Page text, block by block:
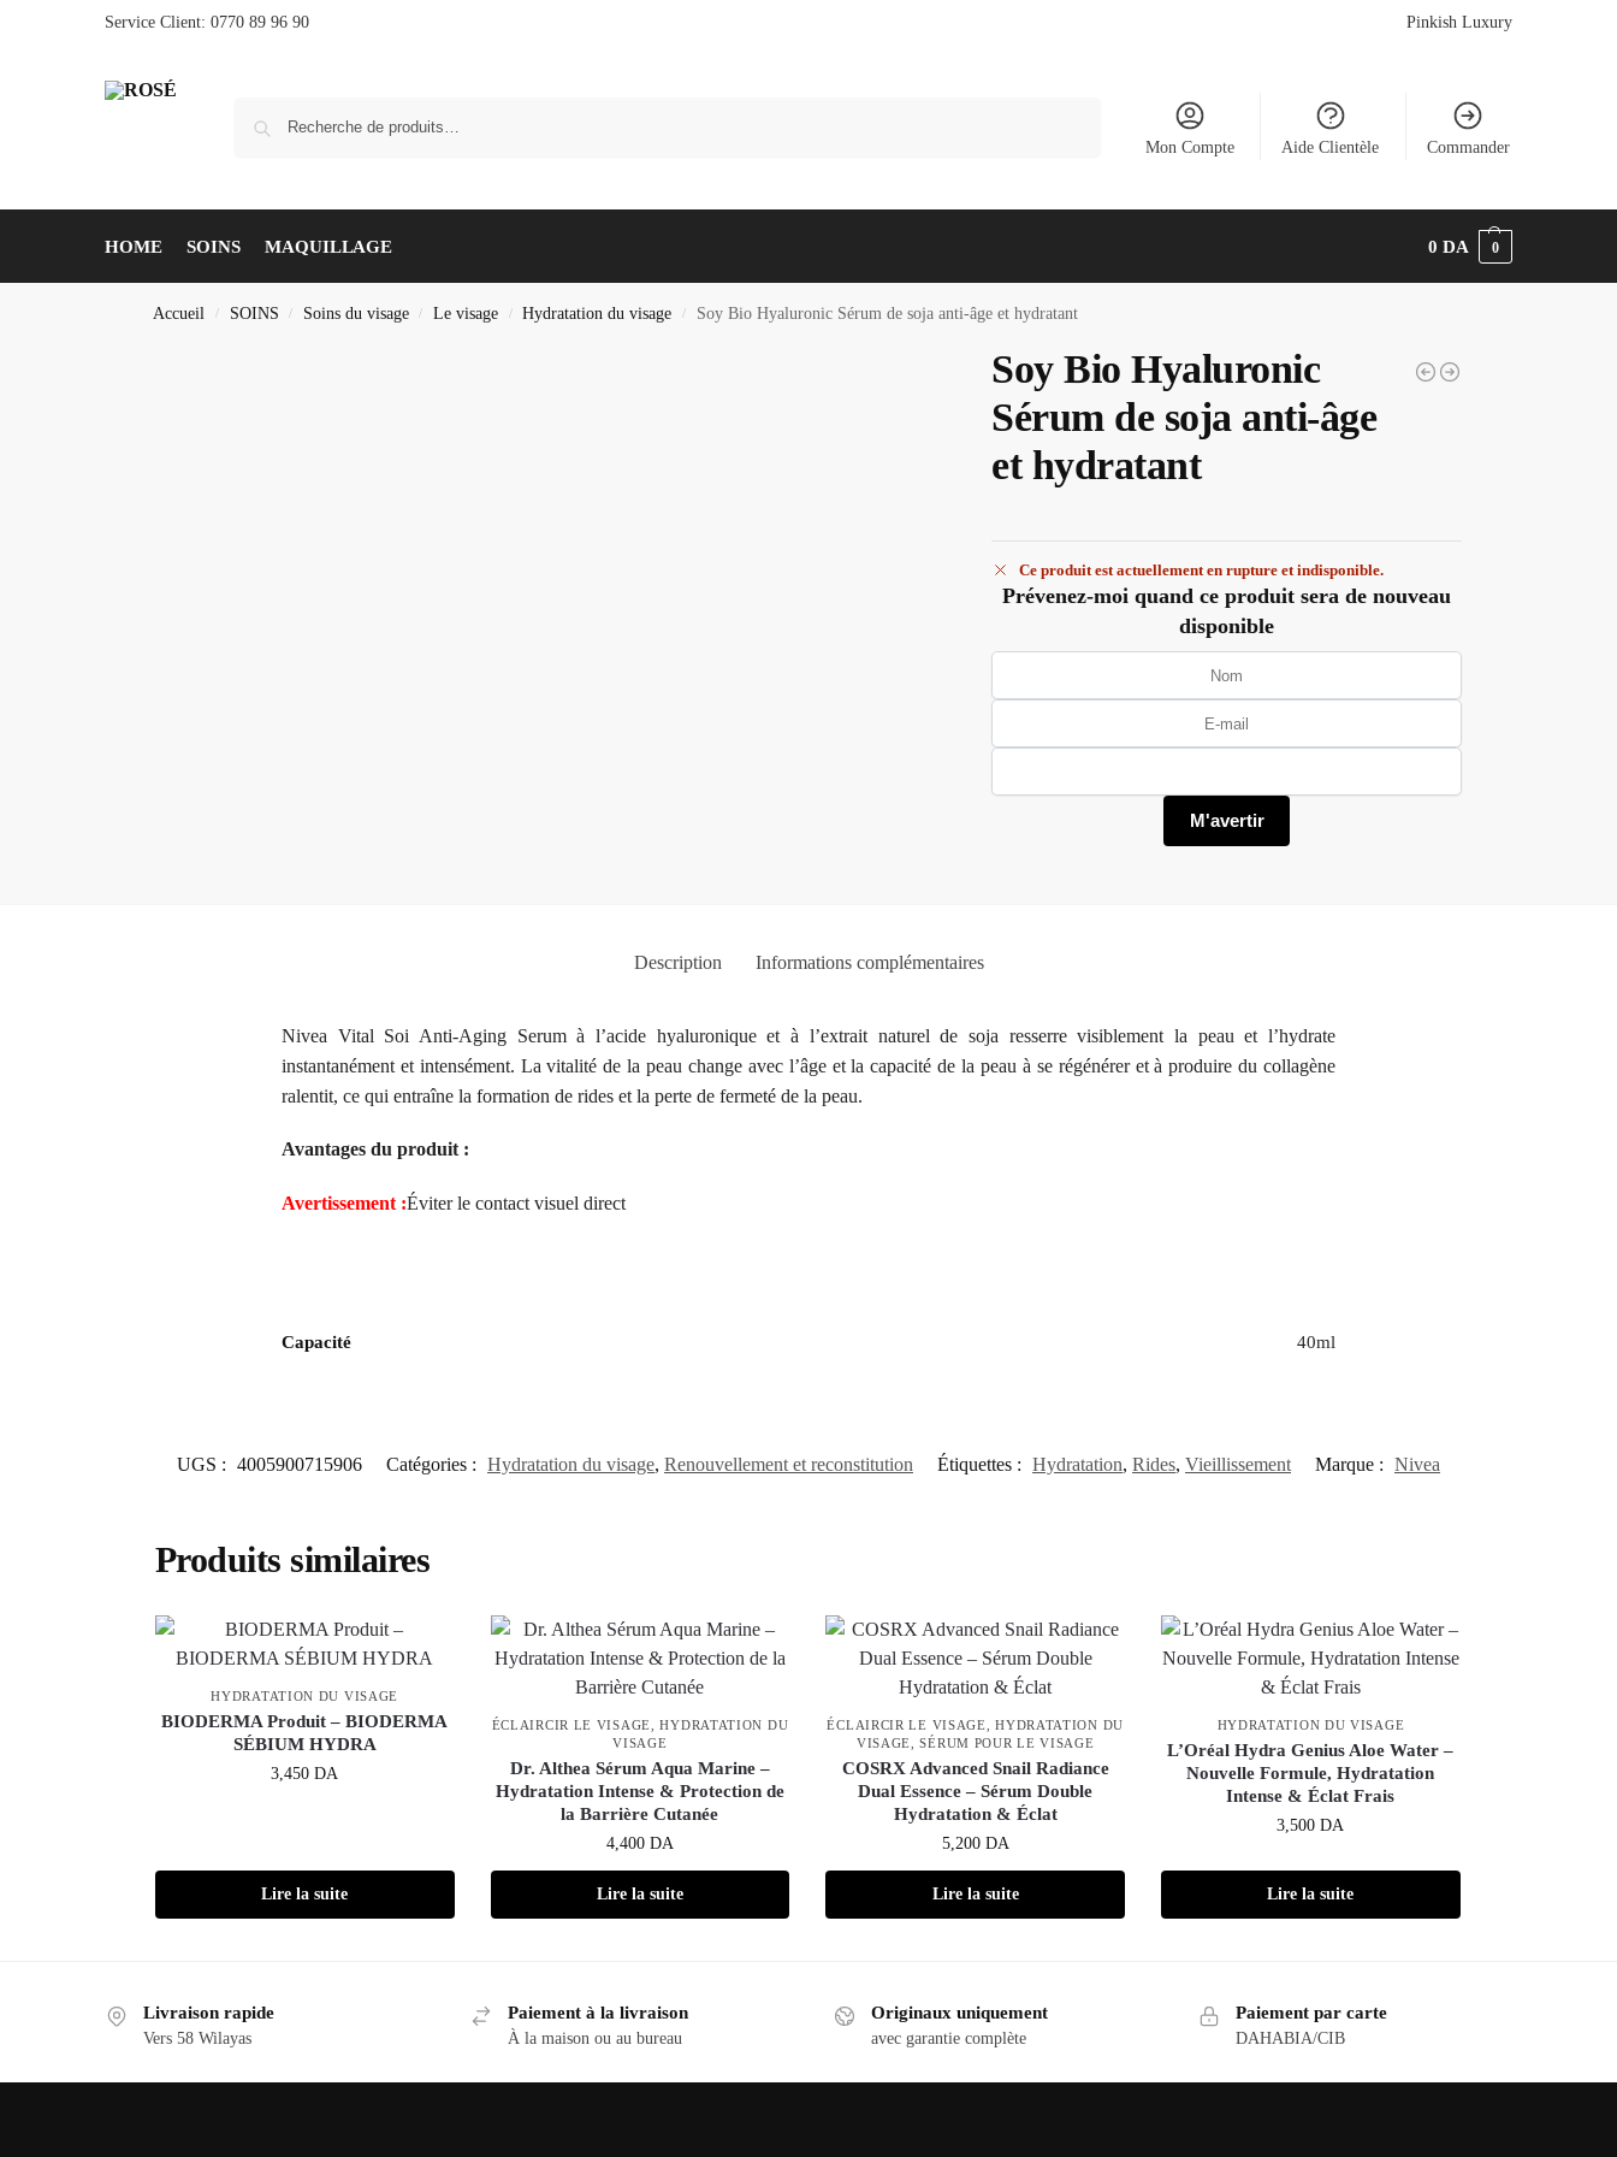
Service Client: 0770 89 96 90 Pinkish Luxury
Mon Compte Aide Clientèle Commander
HOME SOINS MAQUILLAGE 0DA 0
Accueil / SOINS / Soins du visage / Le visage / Hydratation du visage / Soy Bio Hyaluronic Sérum de soja anti-âge et hydratant
Soy Bio Hyaluronic
Sérum de soja anti-âge
et hydratant
Ce produit est actuellement en rupture et indisponible.
Prévenez-moi quand ce produit sera de nouveau
disponible
Description Informations complémentaires
Nivea Vital Soi Anti-Aging Serum à l’acide hyaluronique et à l’extrait naturel de soja resserre visiblement la peau et l’hydrate
instantanément et intensément. La vitalité de la peau change avec l’âge et la capacité de la peau à se régénérer et à produire du collagène
ralentit, ce qui entraîne la formation de rides et la perte de fermeté de la peau.
Avantages du produit :
Avertissement :Éviter le contact visuel direct
Capacité 40ml
UGS : 4005900715906 Catégories : Hydratation du visage, Renouvellement et reconstitution Étiquettes : Hydratation, Rides, Vieillissement Marque : Nivea
Produits similaires
HYDRATATION DU VISAGE
BIODERMA Produit – BIODERMA
SÉBIUM HYDRA
3,450DA
Lire la suite
ÉCLAIRCIR LE VISAGE ,HYDRATATION DU
VISAGE
Dr. Althea Sérum Aqua Marine –
Hydratation Intense & Protection de
la Barrière Cutanée
4,400 DA
Lire la suite
ÉCLAIRCIR LE VISAGE ,HYDRATATION DU
VISAGE ,SÉRUM POUR LE VISAGE
COSRX Advanced Snail Radiance
Dual Essence – Sérum Double
Hydratation & Éclat
5,200 DA
Lire la suite
HYDRATATION DU VISAGE
L’Oréal Hydra Genius Aloe Water –
Nouvelle Formule, Hydratation
Intense & Éclat Frais
3,500DA
Lire la suite
Livraison rapide
Vers 58 Wilayas
Paiement à la livraison
À la maison ou au bureau
Originaux uniquement
avec garantie complète
Paiement par carte
DAHABIA/CIB